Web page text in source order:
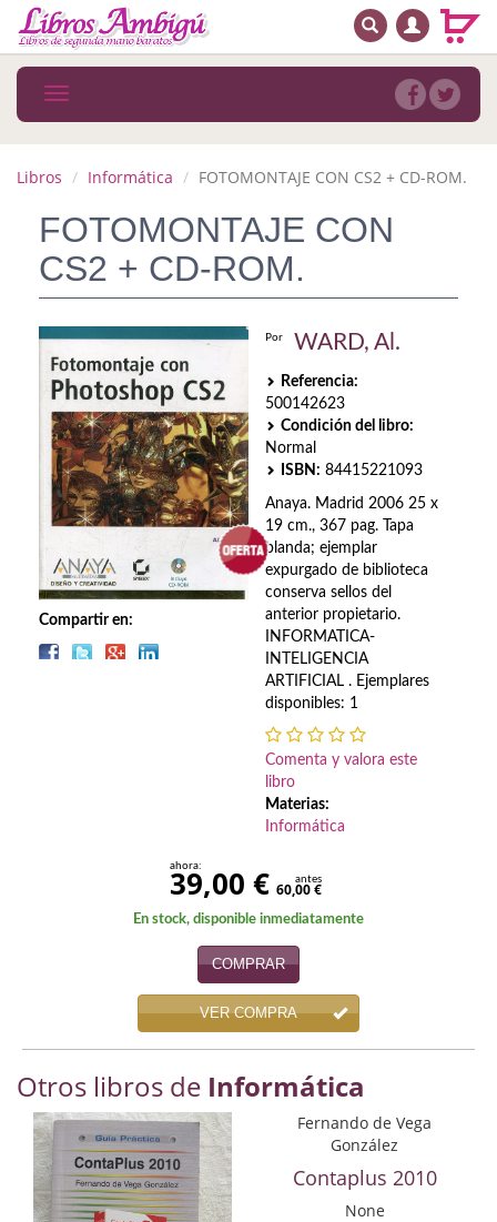
MENÚ PRINCIPAL
Novedades
MATERIAS
Arte
Autoayuda. Conocimiento personal
Autoayuda. Crecimiento personal
Biografía
Biografías
Ciencia ficción
Cine
Divulgación científica
Ensayo literario
Filosofía
BUSCAR
Toggle
navigation
Libros Informática FOTOMONTAJE CON CS2 + CD-ROM.
FOTOMONTAJE CON
CS2 + CD-ROM.
Compartir en:
Por WARD, Al.
Referencia:
500142623
Condición del libro:
Normal
ISBN: 84415221093
Anaya. Madrid 2006 25 x
19 cm., 367 pag. Tapa
blanda; ejemplar
expurgado de biblioteca
conserva sellos del
anterior propietario.
INFORMATICA-
INTELIGENCIA
ARTIFICIAL . Ejemplares
disponibles: 1
Comenta y valora este
libro
Materias:
Informática
ahora:
39,00 € antes
60,00 €
En stock, disponible inmediatamente
COMPRAR
VER COMPRA
Otros libros de Informática
Fernando de Vega
González
Contaplus 2010
None